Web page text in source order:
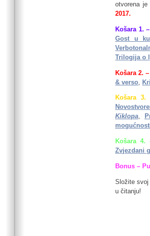
otvorena je
2017.
Košara 1.
Gost u
Trilogija o
Košara 2.
& verso
Košara 3.
Kiklopa,
Košara 4.
Zvjezdani
Bonus –
Složite svoj
u čitanju!